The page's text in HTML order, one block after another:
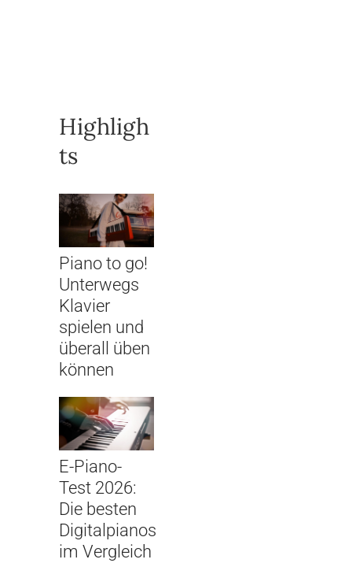
Highligh
ts
Piano to go!
Unterwegs
Klavier
spielen und
überall üben
können
E-Piano-
Test 2026:
Die besten
Digitalpianos
im Vergleich